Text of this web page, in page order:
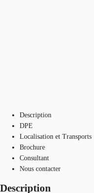
Description
DPE
Localisation et Transports
Brochure
Consultant
Nous contacter
Description